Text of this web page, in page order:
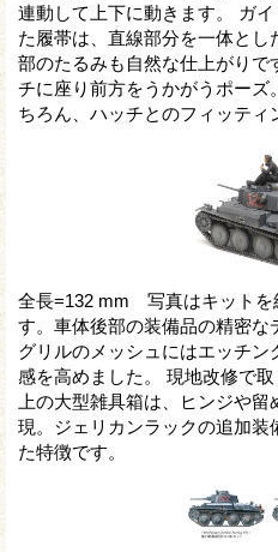
連動して上下に動きます。 ガ
た履帯は、直線部分を一体とし
部のたるみも自然な仕上がりで
チに座り前方をうかがうポーズ
ちろん、ハッチとのフィッティ
全長=132 mm 写真はキットを
す。車体後部の装備品の精密な
グリルのメッシュにはエッチ
感を高めました。 現地改修で
上の大型雑具箱は、ヒンジや
現。ジェリカンラックの追加
た特徴です。